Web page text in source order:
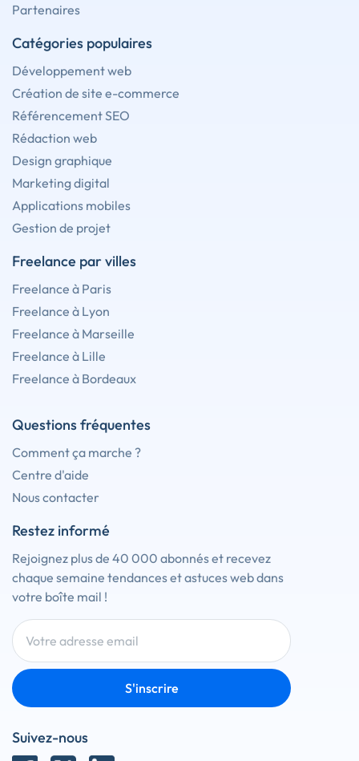
Partenaires
Catégories populaires
Développement web
Création de site e-commerce
Référencement SEO
Rédaction web
Design graphique
Marketing digital
Applications mobiles
Gestion de projet
Freelance par villes
Freelance à Paris
Freelance à Lyon
Freelance à Marseille
Freelance à Lille
Freelance à Bordeaux
Questions fréquentes
Comment ça marche ?
Centre d'aide
Nous contacter
Restez informé
Rejoignez plus de 40 000 abonnés et recevez
chaque semaine tendances et astuces web dans
votre boîte mail !
S'inscrire
Suivez-nous